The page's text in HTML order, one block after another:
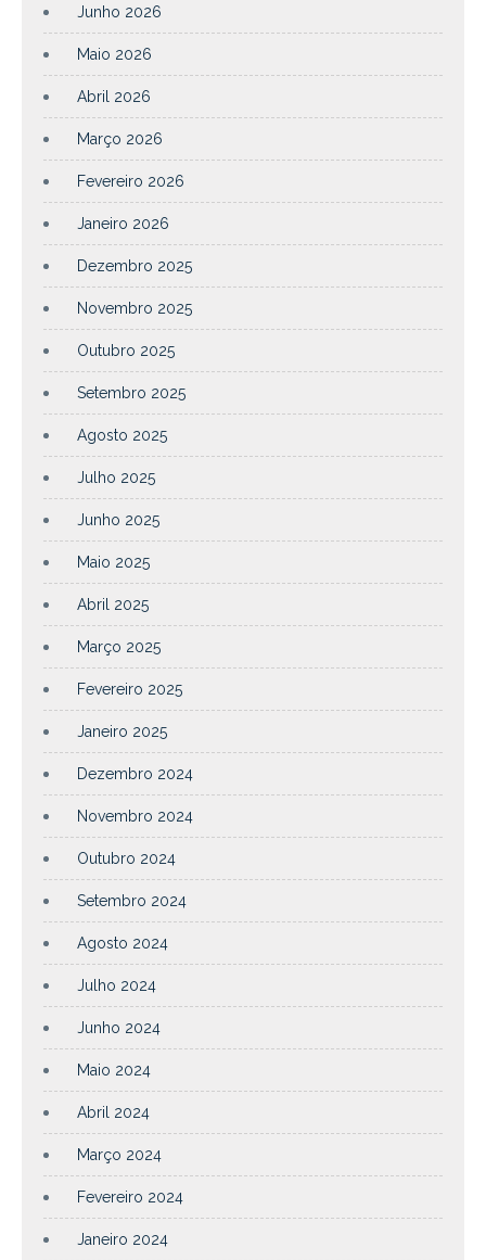
Junho 2026
Maio 2026
Abril 2026
Março 2026
Fevereiro 2026
Janeiro 2026
Dezembro 2025
Novembro 2025
Outubro 2025
Setembro 2025
Agosto 2025
Julho 2025
Junho 2025
Maio 2025
Abril 2025
Março 2025
Fevereiro 2025
Janeiro 2025
Dezembro 2024
Novembro 2024
Outubro 2024
Setembro 2024
Agosto 2024
Julho 2024
Junho 2024
Maio 2024
Abril 2024
Março 2024
Fevereiro 2024
Janeiro 2024